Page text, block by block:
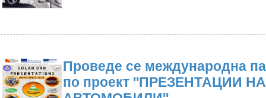
Проведе се международна
по проект ''ПРЕЗЕНТАЦИИ